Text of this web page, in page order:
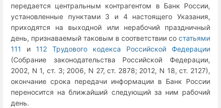
передается центральным контрагентом в Банк России,
установленные пунктами 3 и 4 настоящего Указания,
приходятся на выходной или нерабочий праздничный
день, признаваемый таковым в соответствии со статьями
111
и 112 Трудового кодекса Российской Федерации
(Собрание законодательства Российской Федерации,
2002, N 1, ст. 3; 2006, N 27, ст. 2878; 2012, N 18, ст. 2127),
окончание срока передачи информации в Банк России
переносится на ближайший следующий за ним рабочий
день.